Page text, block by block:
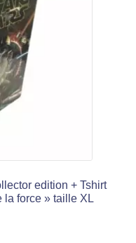
edition + Tshirt
force » taille XL